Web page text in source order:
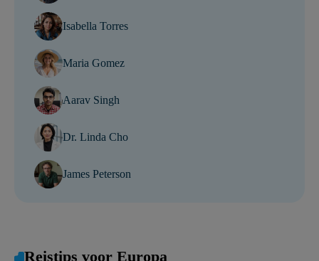
Isabella Torres
Maria Gomez
Aarav Singh
Dr. Linda Cho
James Peterson
Reistips voor Europa